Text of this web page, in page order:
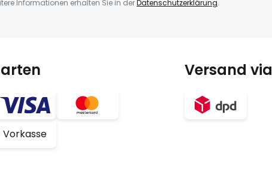
Informationen erhalten Sie in derDatenschutzerklärung.
Vorkasse
Versand via